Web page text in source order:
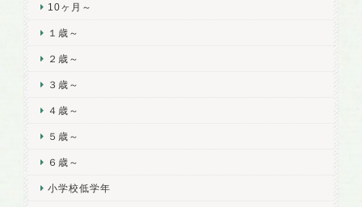
10ヶ月～
１歳～
２歳～
３歳～
４歳～
５歳～
６歳～
小学校低学年